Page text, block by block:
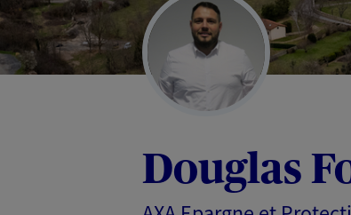
Douglas